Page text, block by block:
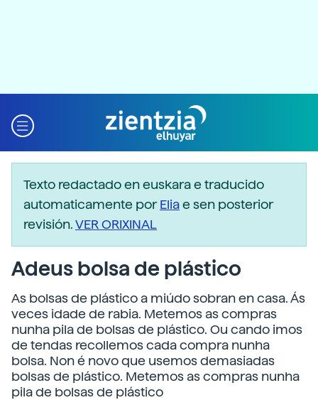
Texto redactado en euskara e traducido
automaticamente porEliae sen posterior
revisión.VER ORIXINAL
Adeus bolsa de plástico
As bolsas de plástico a miúdo sobran en casa. Ás
veces idade de rabia. Metemos as compras
nunha pila de bolsas de plástico. Ou cando imos
de tendas recollemos cada compra nunha
bolsa. Non é novo que usemos demasiadas
bolsas de plástico. Metemos as compras nunha
pila de bolsas de plástico